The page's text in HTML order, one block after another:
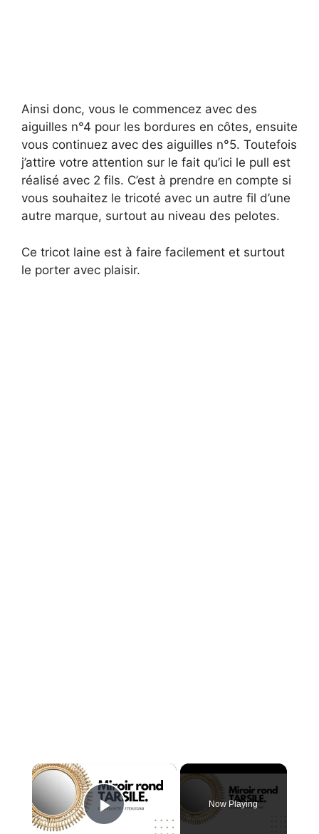
Ainsi donc, vous le commencez avec des
aiguilles n°4 pour les bordures en côtes, ensuite
vous continuez avec des aiguilles n°5. Toutefois
j’attire votre attention sur le fait qu’ici le pull est
réalisé avec 2 fils. C’est à prendre en compte si
vous souhaitez le tricoté avec un autre fil d’une
autre marque, surtout au niveau des pelotes.
Ce tricot laine est à faire facilement et surtout
le porter avec plaisir.
×
Play Video
Now Playing